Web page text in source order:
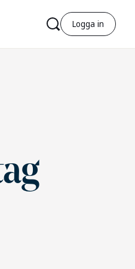
Logga in